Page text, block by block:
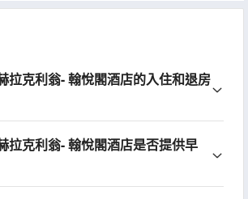
拉克利翁- 翰悅閣酒店的入住和退房
拉克利翁- 翰悅閣酒店是否提供早